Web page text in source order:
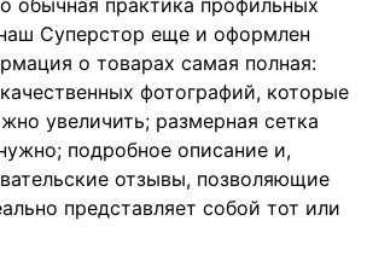
Cуперстор еще и оформлен
о товарах самая полная:
фотографий, которые
увеличить; размерная сетка
подробное описание и,
отзывы, позволяющие
представляет собой тот или